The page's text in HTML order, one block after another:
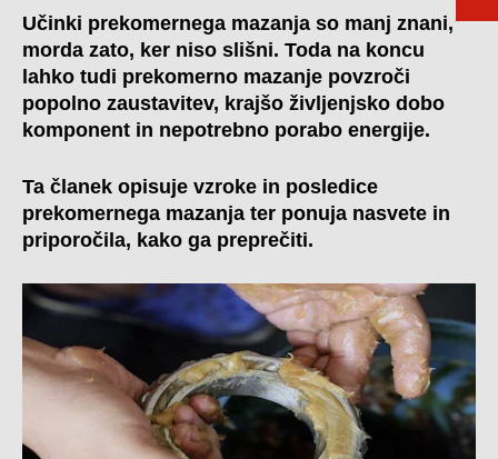
Učinki prekomernega mazanja so manj znani,
morda zato, ker niso slišni. Toda na koncu
lahko tudi prekomerno mazanje povzroči
popolno zaustavitev, krajšo življenjsko dobo
komponent in nepotrebno porabo energije.
Ta članek opisuje vzroke in posledice
prekomernega mazanja ter ponuja nasvete in
priporočila, kako ga preprečiti.